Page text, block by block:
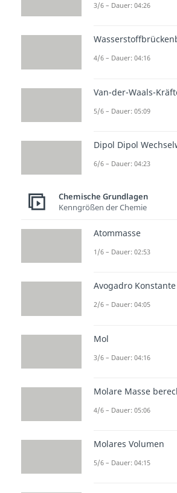
3/6 – Dauer: 04:26
4/6 – Dauer: 04:16
Van-der-Waals-
5/6 – Dauer: 05:09
Dipol Dipol
6/6 – Dauer: 04:23
Chemische Grundlagen
Kenngrößen der Chemie
Atommasse
1/6 – Dauer: 02:53
Avogadro Konstante
2/6 – Dauer: 04:05
Mol
3/6 – Dauer: 04:16
Molare Masse
4/6 – Dauer: 05:06
Molares Volumen
5/6 – Dauer: 04:15